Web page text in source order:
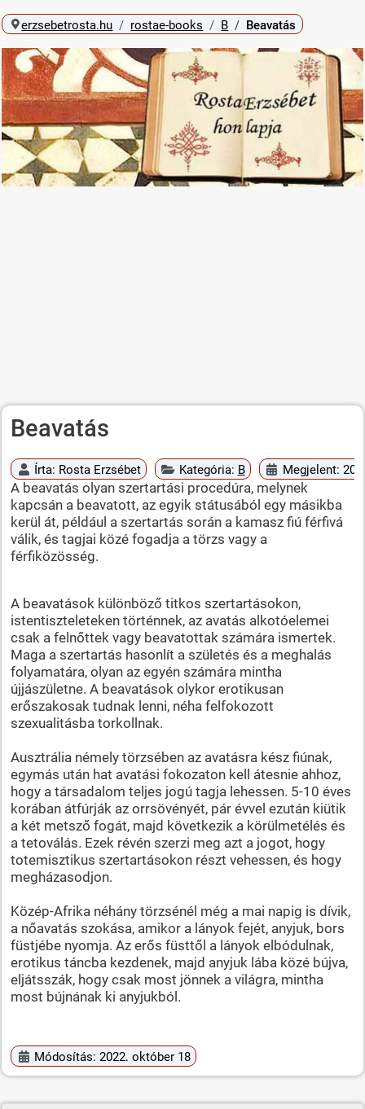
erzsebetrosta.hu rostae-books B Beavatás
Beavatás
Írta: Rosta Erzsébet Kategória: B Megjelent:
A beavatás olyan szertartási procedúra, melynek
kapcsán a beavatott, az egyik státusából egy másikba
kerül át, például a szertartás során a kamasz fiú férfivá
válik, és tagjai közé fogadja a törzs vagy a
férfiközösség.
A beavatások különböző titkos szertartásokon,
istentiszteleteken történnek, az avatás alkotóelemei
csak a felnőttek vagy beavatottak számára ismertek.
Maga a szertartás hasonlít a születés és a meghalás
folyamatára, olyan az egyén számára mintha
újjászületne. A beavatások olykor erotikusan
erőszakosak tudnak lenni, néha felfokozott
szexualitásba torkollnak.
Ausztrália némely törzsében az avatásra kész fiúnak,
egymás után hat avatási fokozaton kell átesnie ahhoz,
hogy a társadalom teljes jogú tagja lehessen. 5-10 éves
korában átfúrják az orrsövényét, pár évvel ezután kiütik
a két metsző fogát, majd következik a körülmetélés és
a tetoválás. Ezek révén szerzi meg azt a jogot, hogy
totemisztikus szertartásokon részt vehessen, és hogy
megházasodjon.
Közép-Afrika néhány törzsénél még a mai napig is dívik,
a nőavatás szokása, amikor a lányok fejét, anyjuk, bors
füstjébe nyomja. Az erős füsttől a lányok elbódulnak,
erotikus táncba kezdenek, majd anyjuk lába közé bújva,
eljátsszák, hogy csak most jönnek a világra, mintha
most bújnának ki anyjukból.
Módosítás: 2022. október 18